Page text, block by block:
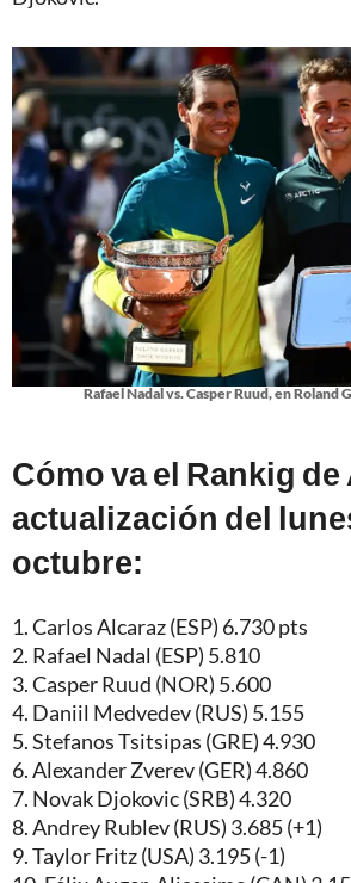
Rafael Nadal vs. Casper Ruud, en Roland
Cómo va el Rankig de
actualización del
octubre:
1. Carlos Alcaraz (ESP) 6.730 pts
2. Rafael Nadal (ESP) 5.810
3. Casper Ruud (NOR) 5.600
4. Daniil Medvedev (RUS) 5.155
5. Stefanos Tsitsipas (GRE) 4.930
6. Alexander Zverev (GER) 4.860
7. Novak Djokovic (SRB) 4.320
8. Andrey Rublev (RUS) 3.685 (+1)
9. Taylor Fritz (USA) 3.195 (-1)